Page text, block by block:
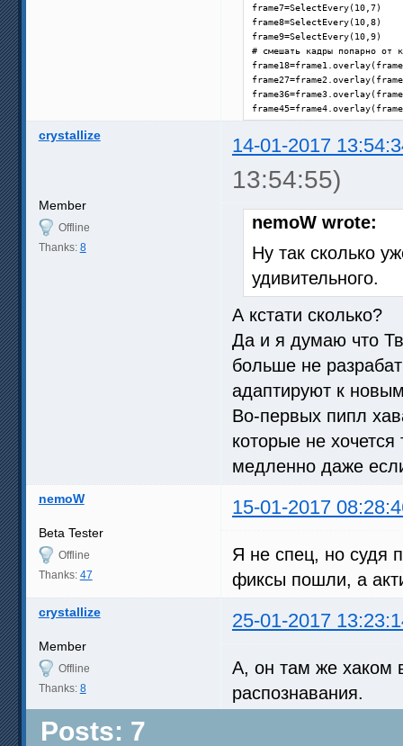
frame7=SelectEvery(10,7)
frame8=SelectEvery(10,8)
frame9=SelectEvery(10,9)
# смешать кадры попарно от
# смешать получившиеся пары
}
{Clp
super = MSuper(rfilter=2)
backward_vectors =
forward_vectors =
forward_re =
backward_re =
MFlowBlur(super,
Return(last)
crystallize 14-01-2017
13:54:55)
Member
Offline
Thanks: 8
nemoW wrote:
Ну так сколько
удивительного.
А кстати сколько?
Да и я думаю что
больше не
адаптируют к
Во-первых пипл
которые не
медленно даже
nemoW 15-01-2017
Beta Tester
Offline
Thanks: 47
Я не спец, но судя
фиксы пошли, а
crystallize 25-01-2017
Member
Offline
Thanks: 8
А, он там же хаком
распознавания.
Posts: 7